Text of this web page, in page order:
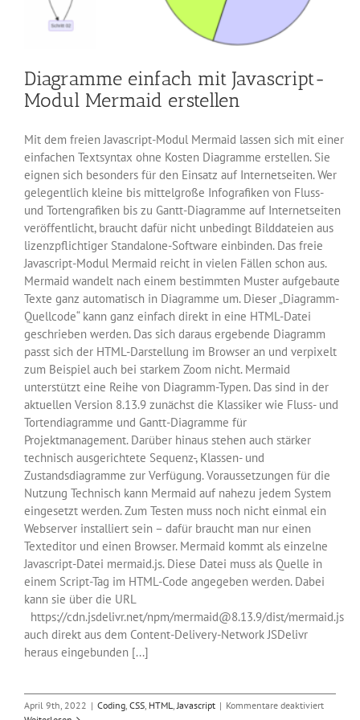
Diagramme einfach mit Javascript-
Modul Mermaid erstellen
Mit dem freien Javascript-Modul Mermaid lassen sich mit einer
einfachen Textsyntax ohne Kosten Diagramme erstellen. Sie
eignen sich besonders für den Einsatz auf Internetseiten. Wer
gelegentlich kleine bis mittelgroße Infografiken von Fluss-
und Tortengrafiken bis zu Gantt-Diagramme auf Internetseiten
veröffentlicht, braucht dafür nicht unbedingt Bilddateien aus
lizenzpflichtiger Standalone-Software einbinden. Das freie
Javascript-Modul Mermaid reicht in vielen Fällen schon aus.
Mermaid wandelt nach einem bestimmten Muster aufgebaute
Texte ganz automatisch in Diagramme um. Dieser „Diagramm-
Quellcode“ kann ganz einfach direkt in eine HTML-Datei
geschrieben werden. Das sich daraus ergebende Diagramm
passt sich der HTML-Darstellung im Browser an und verpixelt
zum Beispiel auch bei starkem Zoom nicht. Mermaid
unterstützt eine Reihe von Diagramm-Typen. Das sind in der
aktuellen Version 8.13.9 zunächst die Klassiker wie Fluss- und
Tortendiagramme und Gantt-Diagramme für
Projektmanagement. Darüber hinaus stehen auch stärker
technisch ausgerichtete Sequenz-, Klassen- und
Zustandsdiagramme zur Verfügung. Voraussetzungen für die
Nutzung Technisch kann Mermaid auf nahezu jedem System
eingesetzt werden. Zum Testen muss noch nicht einmal ein
Webserver installiert sein – dafür braucht man nur einen
Texteditor und einen Browser. Mermaid kommt als einzelne
Javascript-Datei mermaid.js. Diese Datei muss als Quelle in
einem Script-Tag im HTML-Code angegeben werden. Dabei
kann sie über die URL
https://cdn.jsdelivr.net/npm/mermaid@8.13.9/dist/mermaid.js
auch direkt aus dem Content-Delivery-Network JSDelivr
heraus eingebunden [...]
April 9th, 2022 | Coding, CSS, HTML,Javascript | Kommentare deaktiviertfür